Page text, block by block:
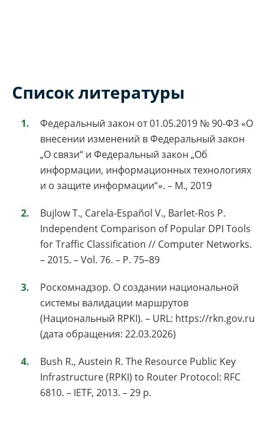
Список литературы
Федеральный закон от 01.05.2019 № 90-ФЗ «О
внесении изменений в Федеральный закон
„О связи“ и Федеральный закон „Об
информации, информационных технологиях
и о защите информации“». – М., 2019
Bujlow T., Carela-Español V., Barlet-Ros P.
Independent Comparison of Popular DPI Tools
for Traffic Classification // Computer Networks.
– 2015. – Vol. 76. – P. 75–89
Роскомнадзор. О создании национальной
системы валидации маршрутов
(Национальный RPKI). – URL: https://rkn.gov.ru
(дата обращения: 22.03.2026)
Bush R., Austein R. The Resource Public Key
Infrastructure (RPKI) to Router Protocol: RFC
6810. – IETF, 2013. – 29 p.